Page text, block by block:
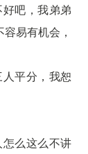
吧，我弟弟
易有机会，
平分，我恕
么这么不讲